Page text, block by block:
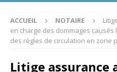
ACCUEIL NOTAIRE
en charge des dommages
des règles de circulation en zone
Litige assurance